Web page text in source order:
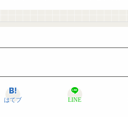
はてブ LINE